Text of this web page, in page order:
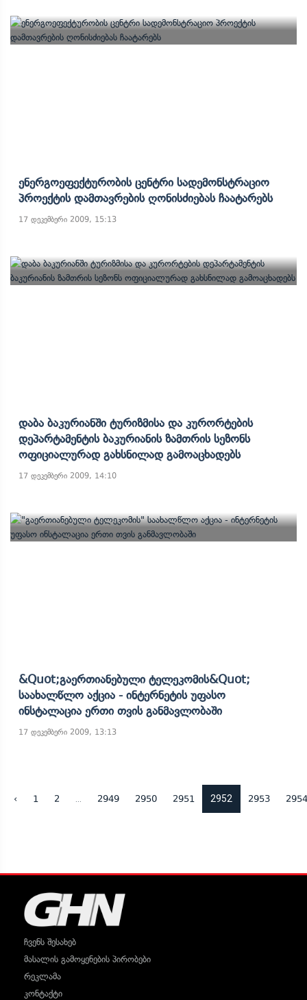
Ენერგოეფექტურობის Ცენტრი Სადემონსტრაციო
Პროექტის Დამთავრების Ღონისძიებას Ჩაატარებს
17 დეკემბერი 2009, 15:13
Დაბა Ბაკურიანში Ტურიზმისა Და Კურორტების
Დეპარტამენტის Ბაკურიანის Ზამთრის Სეზონს
Ოფიციალურად Გახსნილად Გამოაცხადებს
17 დეკემბერი 2009, 14:10
&quot;გაერთიანებული Ტელეკომის&quot;
Საახალწლო Აქცია - Ინტერნეტის Უფასო
Ინსტალაცია Ერთი Თვის Განმავლობაში
17 დეკემბერი 2009, 13:13
‹ 1 2 2949 2950 2951 2952 2953 2954
ჩვენს შესახებ
მასალის გამოყენების პირობები
რეკლამა
კონტაქტი